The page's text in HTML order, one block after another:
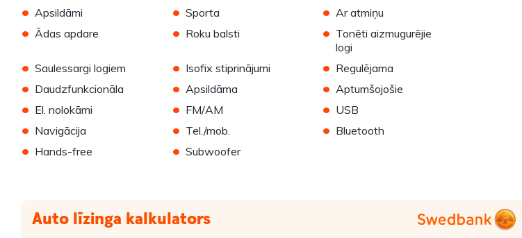
• Apsildāmi • Sporta • Ar atmiņu
• Ādas apdare • Roku balsti • Tonēti aizmugurējie
logi
• Saulessargi logiem • Isofix stiprinājumi • Regulējama
• Daudzfunkcionāla • Apsildāma • Aptumšojošie
• El. nolokāmi • FM/AM • USB
• Navigācija • Tel./mob. • Bluetooth
• Hands-free • Subwoofer